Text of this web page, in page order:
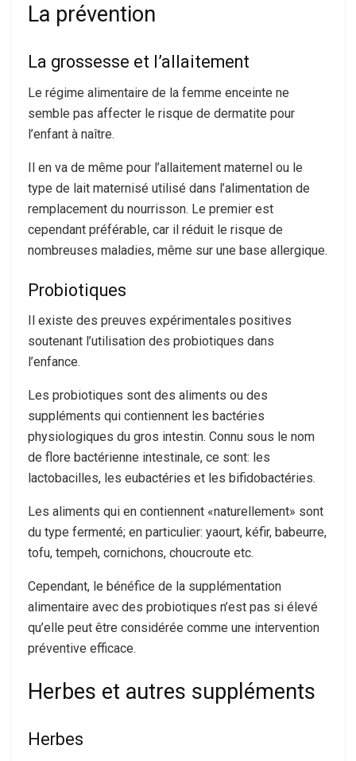
La prévention
La grossesse et l’allaitement
Le régime alimentaire de la femme enceinte ne
semble pas affecter le risque de dermatite pour
l’enfant à naître.
Il en va de même pour l’allaitement maternel ou le
type de lait maternisé utilisé dans l’alimentation de
remplacement du nourrisson. Le premier est
cependant préférable, car il réduit le risque de
nombreuses maladies, même sur une base allergique.
Probiotiques
Il existe des preuves expérimentales positives
soutenant l’utilisation des probiotiques dans
l’enfance.
Les probiotiques sont des aliments ou des
suppléments qui contiennent les bactéries
physiologiques du gros intestin. Connu sous le nom
de flore bactérienne intestinale, ce sont: les
lactobacilles, les eubactéries et les bifidobactéries.
Les aliments qui en contiennent «naturellement» sont
du type fermenté; en particulier: yaourt, kéfir, babeurre,
tofu, tempeh, cornichons, choucroute etc.
Cependant, le bénéfice de la supplémentation
alimentaire avec des probiotiques n’est pas si élevé
qu’elle peut être considérée comme une intervention
préventive efficace.
Herbes et autres suppléments
Herbes